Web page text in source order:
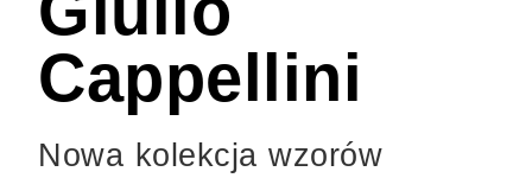
Cappellini
Nowa kolekcja wzorów